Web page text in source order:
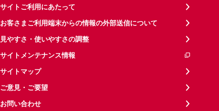
サイトご利用にあたって
お客さまご利用端末からの情報の外部送信について
見やすさ・使いやすさの調整
サイトメンテナンス情報
サイトマップ
ご意見・ご要望
お問い合わせ